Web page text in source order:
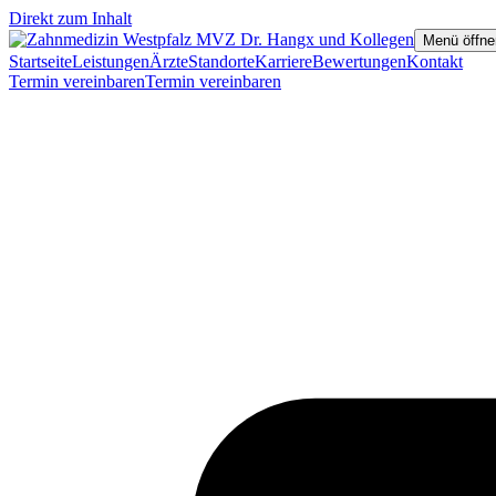
Direkt zum Inhalt
Menü
StartseiteLeistungenÄrzteStandorteKarriereBewertungenKontakt
Termin vereinbarenTermin vereinbaren